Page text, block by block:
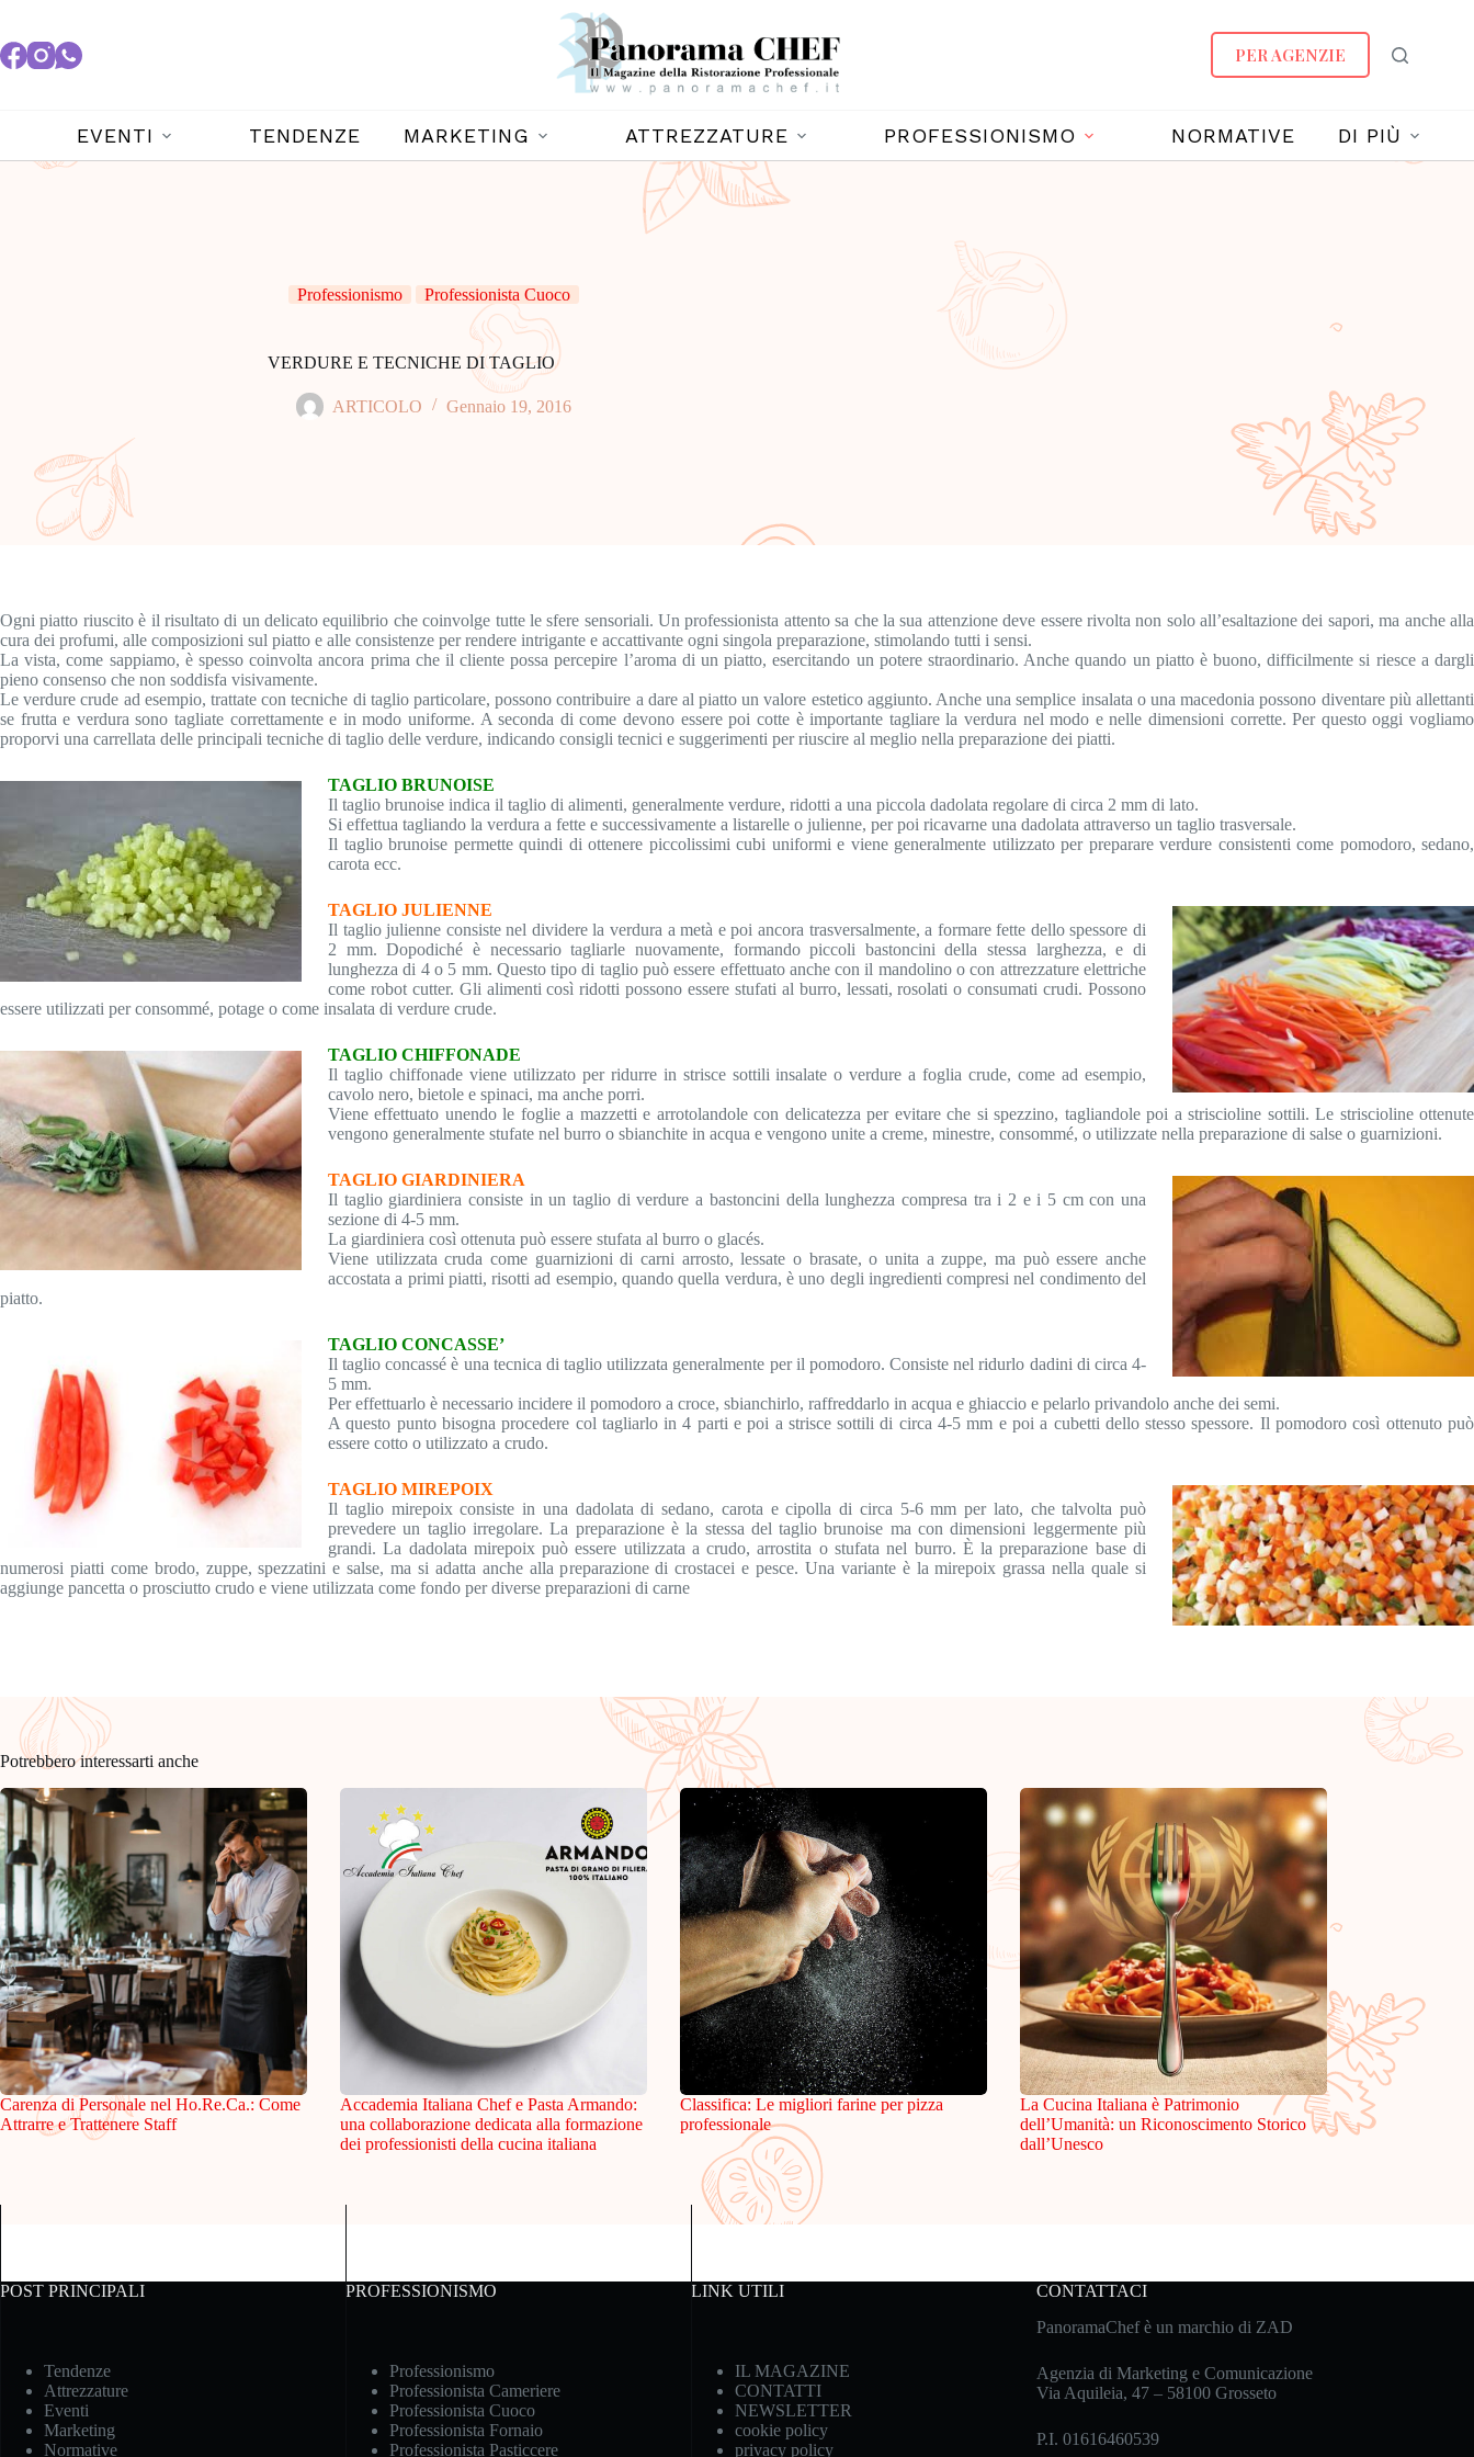
PER AGENZIE
EVENTI TENDENZE MARKETING ATTREZZATURE PROFESSIONISMO NORMATIVE DI PIÙ
Professionismo Professionista Cuoco
VERDURE E TECNICHE DI TAGLIO
ARTICOLO Gennaio 19, 2016
Ogni piatto riuscito è il risultato di un delicato equilibrio che coinvolge tutte le sfere sensoriali. Un professionista attento sa che la sua attenzione deve essere rivolta non solo all’esaltazione dei sapori, ma anche alla
cura dei profumi, alle composizioni sul piatto e alle consistenze per rendere intrigante e accattivante ogni singola preparazione, stimolando tutti i sensi.
La vista, come sappiamo, è spesso coinvolta ancora prima che il cliente possa percepire l’aroma di un piatto, esercitando un potere straordinario. Anche quando un piatto è buono, difficilmente si riesce a dargli
pieno consenso che non soddisfa visivamente.
Le verdure crude ad esempio, trattate con tecniche di taglio particolare, possono contribuire a dare al piatto un valore estetico aggiunto. Anche una semplice insalata o una macedonia possono diventare più allettanti
se frutta e verdura sono tagliate correttamente e in modo uniforme. A seconda di come devono essere poi cotte è importante tagliare la verdura nel modo e nelle dimensioni corrette. Per questo oggi vogliamo
proporvi una carrellata delle principali tecniche di taglio delle verdure, indicando consigli tecnici e suggerimenti per riuscire al meglio nella preparazione dei piatti.
TAGLIO BRUNOISE
Il taglio brunoise indica il taglio di alimenti, generalmente verdure, ridotti a una piccola dadolata regolare di circa 2 mm di lato.
Si effettua tagliando la verdura a fette e successivamente a listarelle o julienne, per poi ricavarne una dadolata attraverso un taglio trasversale.
Il taglio brunoise permette quindi di ottenere piccolissimi cubi uniformi e viene generalmente utilizzato per preparare verdure consistenti come pomodoro, sedano,
carota ecc.
TAGLIO JULIENNE
Il taglio julienne consiste nel dividere la verdura a metà e poi ancora trasversalmente, a formare fette dello spessore di
2 mm. Dopodiché è necessario tagliarle nuovamente, formando piccoli bastoncini della stessa larghezza, e di
lunghezza di 4 o 5 mm. Questo tipo di taglio può essere effettuato anche con il mandolino o con attrezzature elettriche
come robot cutter. Gli alimenti così ridotti possono essere stufati al burro, lessati, rosolati o consumati crudi. Possono
essere utilizzati per consommé, potage o come insalata di verdure crude.
TAGLIO CHIFFONADE
Il taglio chiffonade viene utilizzato per ridurre in strisce sottili insalate o verdure a foglia crude, come ad esempio,
cavolo nero, bietole e spinaci, ma anche porri.
Viene effettuato unendo le foglie a mazzetti e arrotolandole con delicatezza per evitare che si spezzino, tagliandole poi a striscioline sottili. Le striscioline ottenute
vengono generalmente stufate nel burro o sbianchite in acqua e vengono unite a creme, minestre, consommé, o utilizzate nella preparazione di salse o guarnizioni.
TAGLIO GIARDINIERA
Il taglio giardiniera consiste in un taglio di verdure a bastoncini della lunghezza compresa tra i 2 e i 5 cm con una
sezione di 4-5 mm.
La giardiniera così ottenuta può essere stufata al burro o glacés.
Viene utilizzata cruda come guarnizioni di carni arrosto, lessate o brasate, o unita a zuppe, ma può essere anche
accostata a primi piatti, risotti ad esempio, quando quella verdura, è uno degli ingredienti compresi nel condimento del
piatto.
TAGLIO CONCASSE’
Il taglio concassé è una tecnica di taglio utilizzata generalmente per il pomodoro. Consiste nel ridurlo dadini di circa 4-
5 mm.
Per effettuarlo è necessario incidere il pomodoro a croce, sbianchirlo, raffreddarlo in acqua e ghiaccio e pelarlo privandolo anche dei semi.
A questo punto bisogna procedere col tagliarlo in 4 parti e poi a strisce sottili di circa 4-5 mm e poi a cubetti dello stesso spessore. Il pomodoro così ottenuto può
essere cotto o utilizzato a crudo.
TAGLIO MIREPOIX
Il taglio mirepoix consiste in una dadolata di sedano, carota e cipolla di circa 5-6 mm per lato, che talvolta può
prevedere un taglio irregolare. La preparazione è la stessa del taglio brunoise ma con dimensioni leggermente più
grandi. La dadolata mirepoix può essere utilizzata a crudo, arrostita o stufata nel burro. È la preparazione base di
numerosi piatti come brodo, zuppe, spezzatini e salse, ma si adatta anche alla preparazione di crostacei e pesce. Una variante è la mirepoix grassa nella quale si
aggiunge pancetta o prosciutto crudo e viene utilizzata come fondo per diverse preparazioni di carne
Potrebbero interessarti anche
Carenza di Personale nel Ho.Re.Ca.: Come
Attrarre e Trattenere Staff
Accademia Italiana Chef e Pasta Armando:
una collaborazione dedicata alla formazione
dei professionisti della cucina italiana
Classifica: Le migliori farine per pizza
professionale
La Cucina Italiana è Patrimonio
dell’Umanità: un Riconoscimento Storico
dall’Unesco
POST PRINCIPALI
Tendenze
Attrezzature
Eventi
Marketing
Normative
PROFESSIONISMO
Professionismo
Professionista Cameriere
Professionista Cuoco
Professionista Fornaio
Professionista Pasticcere
LINK UTILI
IL MAGAZINE
CONTATTI
NEWSLETTER
cookie policy
privacy policy
CONTATTACI
PanoramaChef è un marchio di ZAD
Agenzia di Marketing e Comunicazione
Via Aquileia, 47 – 58100 Grosseto
P.I. 01616460539